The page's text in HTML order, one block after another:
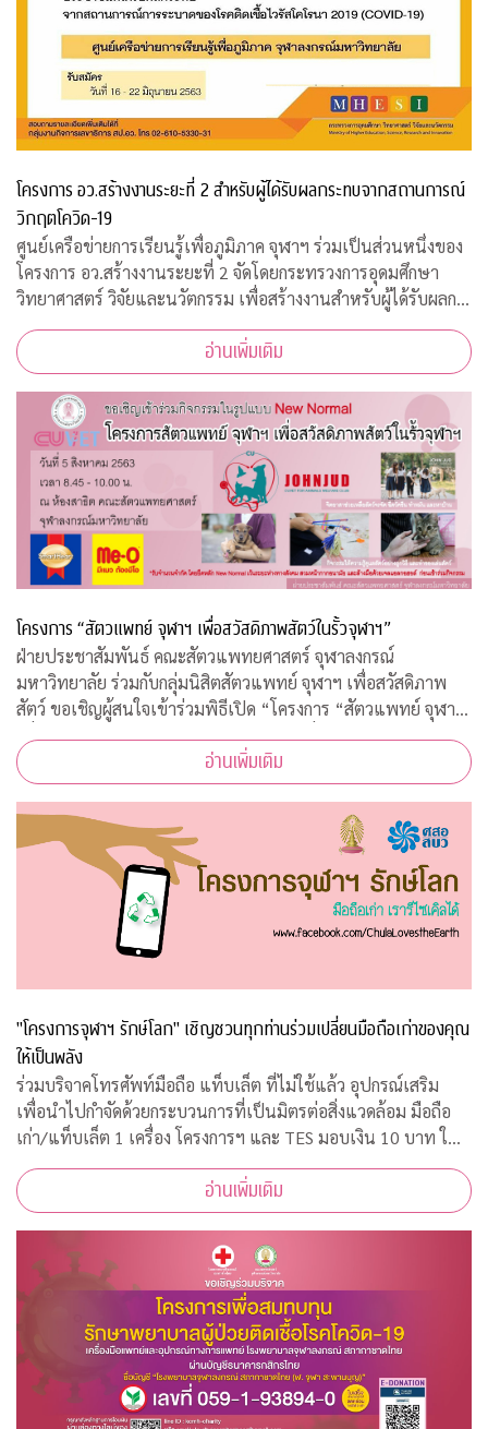
โครงการ อว.สร้างงานระยะที่ 2 สำหรับผู้ได้รับผลกระทบจากสถานการณ์
วิกฤตโควิด-19
ศูนย์เครือข่ายการเรียนรู้เพื่อภูมิภาค จุฬาฯ ร่วมเป็นส่วนหนึ่งของ
โครงการ อว.สร้างงานระยะที่ 2 จัดโดยกระทรวงการอุดมศึกษา
วิทยาศาสตร์ วิจัยและนวัตกรรม เพื่อสร้างงานสำหรับผู้ได้รับผลก
ระทบจากสถานการณ์วิกฤตโควิด-19 เปิดรับสมัครประชาชนทั่วไป
จำนวน 200 อัตรา
อ่านเพิ่มเติม
โครงการ “สัตวแพทย์ จุฬาฯ เพื่อสวัสดิภาพสัตว์ในรั้วจุฬาฯ”
ฝ่ายประชาสัมพันธ์ คณะสัตวแพทยศาสตร์ จุฬาลงกรณ์
มหาวิทยาลัย ร่วมกับกลุ่มนิสิตสัตวแพทย์ จุฬาฯ เพื่อสวัสดิภาพ
สัตว์ ขอเชิญผู้สนใจเข้าร่วมพิธีเปิด “โครงการ “สัตวแพทย์ จุฬาฯ
เพื่อสวัสดิภาพสัตว์ในรั้วจุฬาฯ” ในวันพุธที่ 5 สิงหาคม 2563
เวลา 08.45 – 10.00 น. ณ ห้ออ่านเพิ่มเติม
"โครงการจุฬาฯ รักษ์โลก" เชิญชวนทุกท่านร่วมเปลี่ยนมือถือเก่าของคุณ
ให้เป็นพลัง
ร่วมบริจาคโทรศัพท์มือถือ แท็บเล็ต ที่ไม่ใช้แล้ว อุปกรณ์เสริม
เพื่อนำไปกำจัดด้วยกระบวนการที่เป็นมิตรต่อสิ่งแวดล้อม มือถือ
เก่า/แท็บเล็ต 1 เครื่อง โครงการฯ และ TES มอบเงิน 10 บาท ให้
กับ "กองทุนภูมิคุ้มกันบำบัดมะเร็งจุฬาฯ"
อ่านเพิ่มเติม